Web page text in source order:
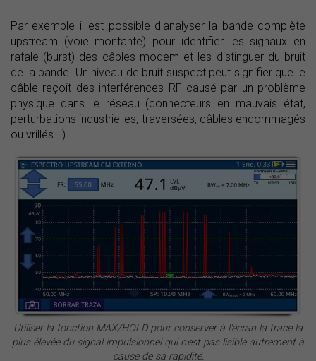
Par exemple il est possible d'analyser la bande complète
upstream (voie montante) pour identifier les signaux en
rafale (burst) des câbles modem et les distinguer du bruit
de la bande. Un niveau de bruit suspect peut signifier que le
câble reçoit des interférences RF causé par un problème
physique dans le réseau (connecteurs en mauvais état,
perturbations industrielles, traversées, câbles endommagés
ou vrillés...).
Utiliser la fonction MAX/HOLD pour conserver à l'écran la trace la
plus élevée du signal impulsionnel qui n'est pas lisible autrement à
cause de sa rapidité.